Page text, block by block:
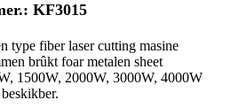
KF3015
type fiber laser cutting masine
brûkt foar metalen sheet
1500W, 2000W, 3000W, 4000W